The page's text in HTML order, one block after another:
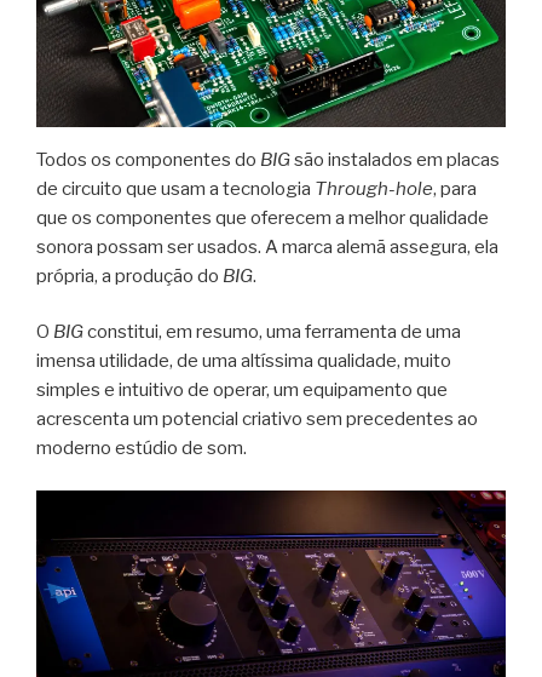
Todos os componentes do BIGsão instalados em placas
de circuito que usam a tecnologia Through-hole, para
que os componentes que oferecem a melhor qualidade
sonora possam ser usados. A marca alemã assegura, ela
própria, a produção do BIG.
O BIGconstitui, em resumo, uma ferramenta de uma
imensa utilidade, de uma altíssima qualidade, muito
simples e intuitivo de operar, um equipamento que
acrescenta um potencial criativo sem precedentes ao
moderno estúdio de som.